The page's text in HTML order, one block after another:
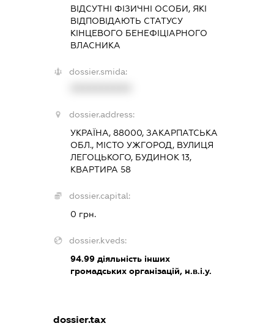
ВІДСУТНІ ФІЗИЧНІ ОСОБИ, ЯКІ
ВІДПОВІДАЮТЬ СТАТУСУ
КІНЦЕВОГО БЕНЕФІЦІАРНОГО
ВЛАСНИКА
dossier.smida:
dossier.address:
УКРАЇНА, 88000, ЗАКАРПАТСЬКА
ОБЛ., МІСТО УЖГОРОД, ВУЛИЦЯ
ЛЕГОЦЬКОГО, БУДИНОК 13,
КВАРТИРА 58
dossier.capital:
0 грн.
dossier.kveds:
94.99діяльність інших
громадських організацій, н.в.і.у.
dossier.tax